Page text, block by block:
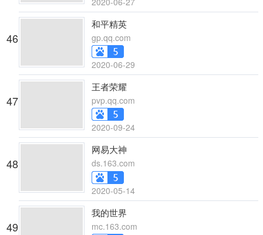
46
和平精英
gp.qq.com
2020-06-29
47
王者荣耀
pvp.qq.com
2020-09-24
48
网易大神
ds.163.com
2020-05-14
49
我的世界
mc.163.com